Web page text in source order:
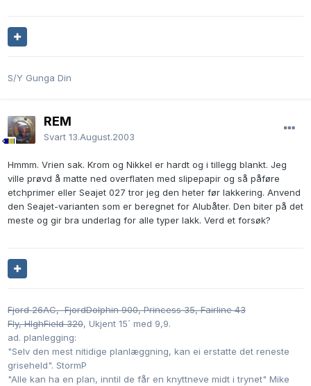
S/Y Gunga Din
REM
Svart 13.August.2003
Hmmm. Vrien sak. Krom og Nikkel er hardt og i tillegg blankt. Jeg
ville prøvd å matte ned overflaten med slipepapir og så påføre
etchprimer eller Seajet 027 tror jeg den heter før lakkering. Anvend
den Seajet-varianten som er beregnet for Alubåter. Den biter på det
meste og gir bra underlag for alle typer lakk. Verd et forsøk?
Fjord 26AC, FjordDolphin 900, Princess 35,Fairline 43
Fly, HIghField 320, Ukjent 15´ med 9,9.
ad. planlegging:
"Selv den mest nitidige planlæggning, kan ei erstatte det reneste
griseheld". StormP
"Alle kan ha en plan, inntil de får en knyttneve midt i trynet" Mike